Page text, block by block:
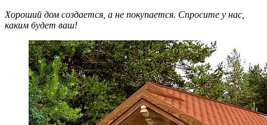
Хороший дом создается, а не покупается. Спросите у нас,
каким будет ваш!